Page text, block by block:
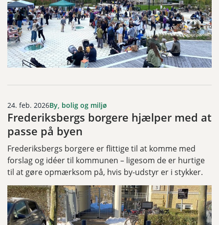
24. feb. 2026By, bolig og miljø
Frederiksbergs borgere hjælper med at
passe på byen
Frederiksbergs borgere er flittige til at komme med
forslag og idéer til kommunen – ligesom de er hurtige
til at gøre opmærksom på, hvis by-udstyr er i stykker.